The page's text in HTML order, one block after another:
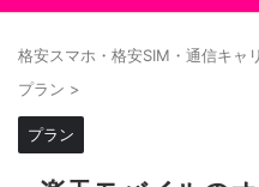
格安スマホ・格安SIM・通信キャ
プラン >
プラン